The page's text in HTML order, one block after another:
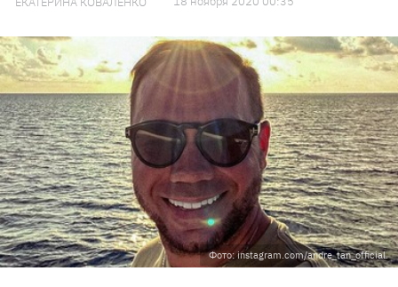
Фото: instagram.com/andre_tan_official.